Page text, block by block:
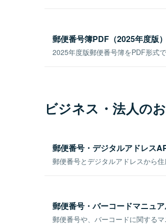
郵便番号簿PDF（2025年度版）
2025年度版郵便番号簿をPDF形式
ビジネス・法人の
郵便番号・デジタルアドレス
郵便番号とデジタルアドレスから住
郵便番号・バーコードマニュ
郵便番号や、バーコードに関するマ